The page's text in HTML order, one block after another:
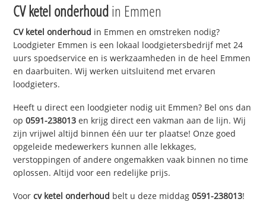
CV ketel onderhoudin Emmen
CV ketel onderhoud in Emmen en omstreken nodig?
Loodgieter Emmen is een lokaal loodgietersbedrijf met 24
uurs spoedservice en is werkzaamheden in de heel Emmen
en daarbuiten. Wij werken uitsluitend met ervaren
loodgieters.
Heeft u direct een loodgieter nodig uit Emmen? Bel ons dan
op0591-238013 en krijg direct een vakman aan de lijn. Wij
zijn vrijwel altijd binnen één uur ter plaatse! Onze goed
opgeleide medewerkers kunnen alle lekkages,
verstoppingen of andere ongemakken vaak binnen no time
oplossen. Altijd voor een redelijke prijs.
Voorcv ketel onderhoud belt u deze middag0591-238013!